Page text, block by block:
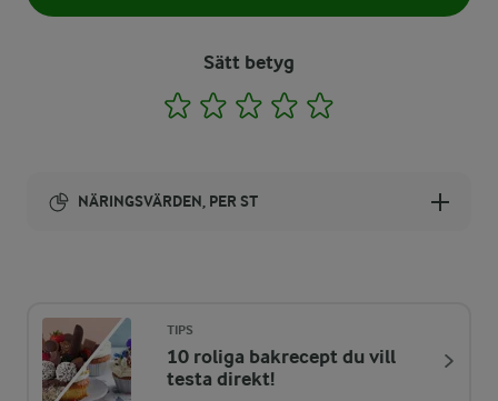
Sätt betyg
1 2 3 4
NÄRINGSVÄRDEN, PER ST
ENERGIDISTRIBUTION %
NÄRINGSVÄRDEN PER ST
TIPS
10 roliga bakrecept du vill
testa direkt!